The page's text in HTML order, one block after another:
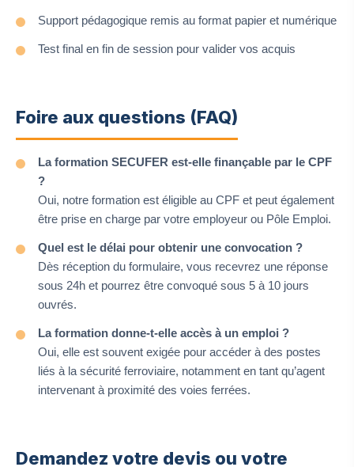
Support pédagogique remis au format papier et numérique
Test final en fin de session pour valider vos acquis
Foire aux questions (FAQ)
La formation SECUFER est-elle finançable par le CPF
?
Oui, notre formation est éligible au CPF et peut également
être prise en charge par votre employeur ou Pôle Emploi.
Quel est le délai pour obtenir une convocation ?
Dès réception du formulaire, vous recevrez une réponse
sous 24h et pourrez être convoqué sous 5 à 10 jours
ouvrés.
La formation donne-t-elle accès à un emploi ?
Oui, elle est souvent exigée pour accéder à des postes
liés à la sécurité ferroviaire, notamment en tant qu’agent
intervenant à proximité des voies ferrées.
Demandez votre devis ou votre